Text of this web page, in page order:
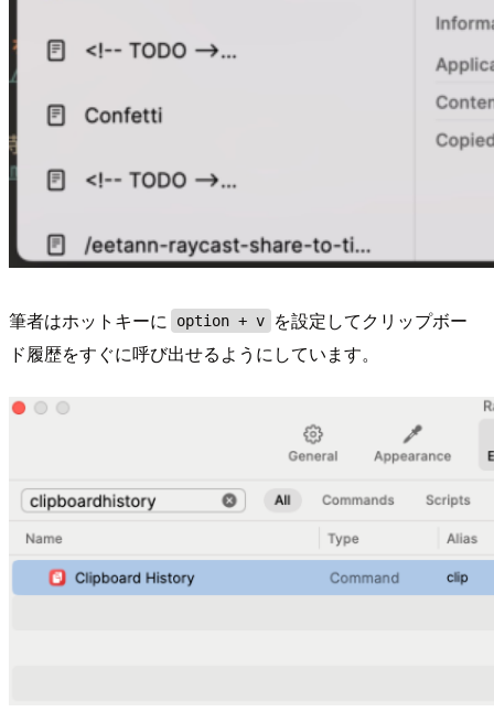
筆者はホットキーに option + v
を設定してクリップボー
ド履歴をすぐに呼び出せるようにしています。